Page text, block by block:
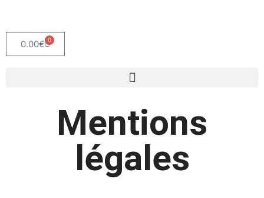
0.00€ 0
Mentions
légales